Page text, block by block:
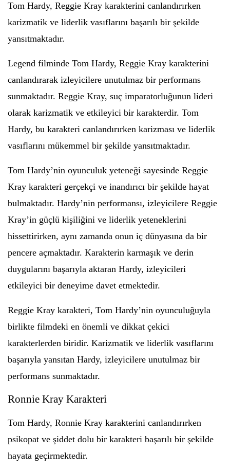
Tom Hardy, Reggie Kray karakterini canlandırırken
karizmatik ve liderlik vasıflarını başarılı bir şekilde
yansıtmaktadır.
Legend filminde Tom Hardy, Reggie Kray karakterini
canlandırarak izleyicilere unutulmaz bir performans
sunmaktadır. Reggie Kray, suç imparatorluğunun lideri
olarak karizmatik ve etkileyici bir karakterdir. Tom
Hardy, bu karakteri canlandırırken karizması ve liderlik
vasıflarını mükemmel bir şekilde yansıtmaktadır.
Tom Hardy’nin oyunculuk yeteneği sayesinde Reggie
Kray karakteri gerçekçi ve inandırıcı bir şekilde hayat
bulmaktadır. Hardy’nin performansı, izleyicilere Reggie
Kray’in güçlü kişiliğini ve liderlik yeteneklerini
hissettirirken, aynı zamanda onun iç dünyasına da bir
pencere açmaktadır. Karakterin karmaşık ve derin
duygularını başarıyla aktaran Hardy, izleyicileri
etkileyici bir deneyime davet etmektedir.
Reggie Kray karakteri, Tom Hardy’nin oyunculuğuyla
birlikte filmdeki en önemli ve dikkat çekici
karakterlerden biridir. Karizmatik ve liderlik vasıflarını
başarıyla yansıtan Hardy, izleyicilere unutulmaz bir
performans sunmaktadır.
Ronnie Kray Karakteri
Tom Hardy, Ronnie Kray karakterini canlandırırken
psikopat ve şiddet dolu bir karakteri başarılı bir şekilde
hayata geçirmektedir.